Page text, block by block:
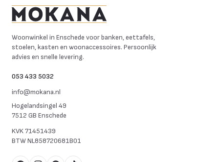
Woonwinkel in Enschede voor banken, eettafels,
stoelen, kasten en woonaccessoires. Persoonlijk
advies en snelle levering.
053 433 5032
info@mokana.nl
Hogelandsingel 49
7512 GB Enschede
KVK71451439
BTWNL858720681B01